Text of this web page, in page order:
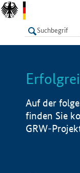
LISTE
Auf der
finden Sie
GRW-